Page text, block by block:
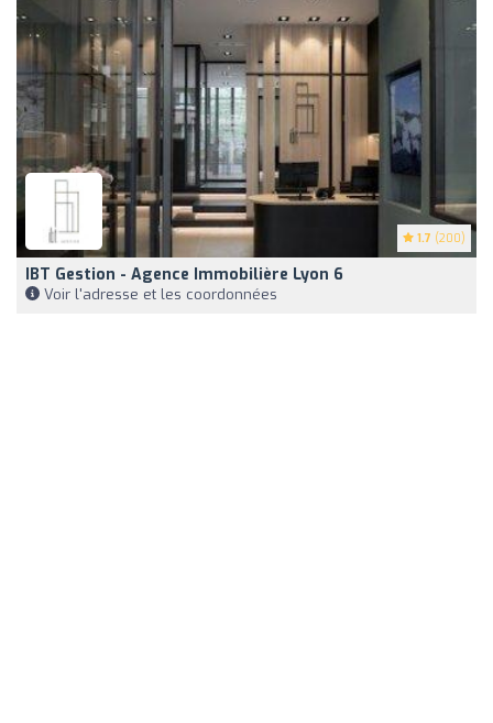
1.7 (200)
IBT Gestion - Agence Immobilière Lyon 6
Voir l'adresse et les coordonnées